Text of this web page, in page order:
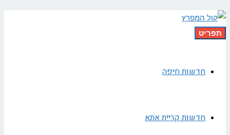
תפריט
חדשות חיפה
חדשות קריית אתא